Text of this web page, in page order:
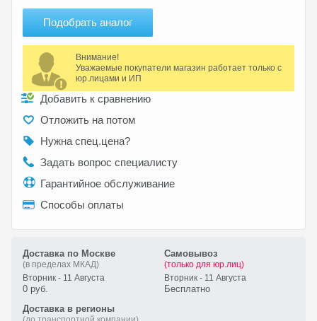
Подобрать аналог
Внимание!
Уважаемые покупатели магазин работает только с
юр.лицами и ИП
Добавить к сравнению
Отложить на потом
Нужна спец.цена?
Задать вопрос специалисту
Гарантийное обслуживание
Способы оплаты
Доставка по Москве
(в пределах МКАД)
Вторник - 11 Августа
0 руб.
Самовывоз
(только для юр.лиц)
Вторник - 11 Августа
Бесплатно
Доставка в регионы